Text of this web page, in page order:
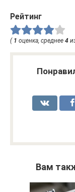
Рейтинг
( 1 оценка, среднее 4
Вам